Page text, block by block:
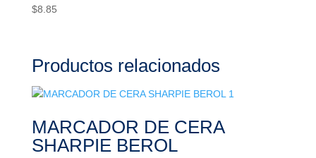
$8.85
Productos relacionados
MARCADOR DE CERA
SHARPIE BEROL